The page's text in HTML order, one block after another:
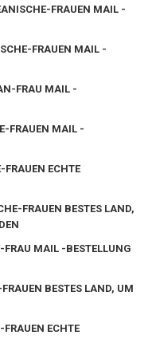
FRAUEN MAIL -
FRAUEN MAIL -
FRAU MAIL -
FRAUEN MAIL -
ECHTE
FRAUEN BESTES LAND,
MAIL -BESTELLUNG
BESTES LAND, UM
ECHTE